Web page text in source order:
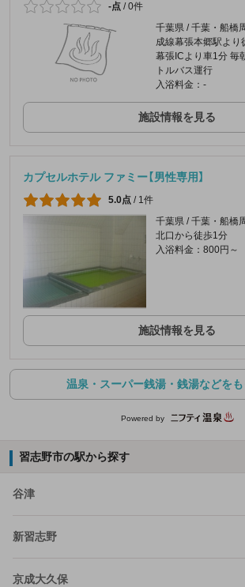
-点 /0件
千葉県 / 千葉・船橋
成線幕張本郷駅より
幕張ICより車1分 毎
トルバス運行
入浴料金：-
施設情報を見る
カプセルホテル ファミー【男性専用】
5.0点 / 1件
千葉県 / 千葉・船橋
北口から徒歩1分
入浴料金：800円～
施設情報を見る
温泉・スーパー銭湯・銭湯などを
Powered by
習志野市の駅から探す
谷津
新習志野
京成大久保